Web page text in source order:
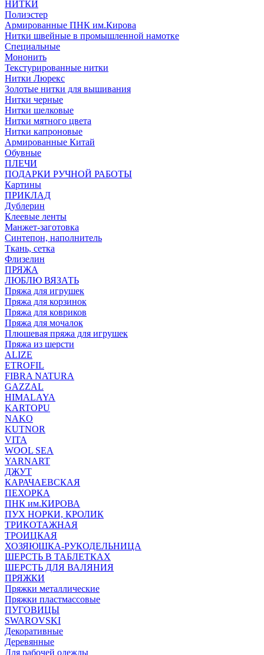
НИТКИ
Полиэстер
Армированные ПНК им.Кирова
Нитки швейные в промышленной намотке
Специальные
Мононить
Текстурированные нитки
Нитки Люрекс
Золотые нитки для вышивания
Нитки черные
Нитки шелковые
Нитки мятного цвета
Нитки капроновые
Армированные Китай
Обувные
ПЛЕЧИ
ПОДАРКИ РУЧНОЙ РАБОТЫ
Картины
ПРИКЛАД
Дублерин
Клеевые ленты
Манжет-заготовка
Синтепон, наполнитель
Ткань, сетка
Флизелин
ПРЯЖА
ЛЮБЛЮ ВЯЗАТЬ
Пряжа для игрушек
Пряжа для корзинок
Пряжа для ковриков
Пряжа для мочалок
Плюшевая пряжа для игрушек
Пряжа из шерсти
ALIZE
ETROFIL
FIBRA NATURA
GAZZAL
HIMALAYA
KARTOPU
NAKO
KUTNOR
VITA
WOOL SEA
YARNART
ДЖУТ
КАРАЧАЕВСКАЯ
ПЕХОРКА
ПНК им.КИРОВА
ПУХ НОРКИ, КРОЛИК
ТРИКОТАЖНАЯ
ТРОИЦКАЯ
ХОЗЯЮШКА-РУКОДЕЛЬНИЦА
ШЕРСТЬ В ТАБЛЕТКАХ
ШЕРСТЬ ДЛЯ ВАЛЯНИЯ
ПРЯЖКИ
Пряжки металлические
Пряжки пластмассовые
ПУГОВИЦЫ
SWAROVSKI
Декоративные
Деревянные
Для рабочей одежды